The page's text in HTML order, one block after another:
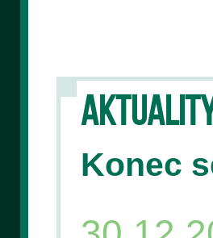
Konec